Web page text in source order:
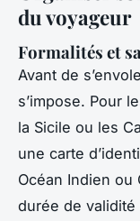
du voyageur
Formalités et
Avant de
s’impose. Pour
la Sicile ou les
une carte
Océan Indien ou
durée de